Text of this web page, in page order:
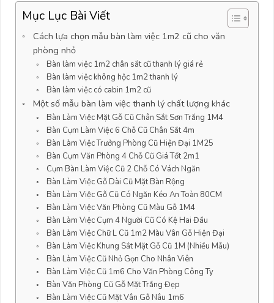
Mục Lục Bài Viết
Cách lựa chọn mẫu bàn làm việc 1m2 cũ cho văn
phòng nhỏ
Bàn làm việc 1m2 chân sắt cũ thanh lý giá rẻ
Bàn làm việc không hộc 1m2 thanh lý
Bàn làm việc có cabin 1m2 cũ
Một số mẫu bàn làm việc thanh lý chất lượng khác
Bàn Làm Việc Mặt Gỗ Cũ Chân Sắt Sơn Trắng 1M4
Bàn Cụm Làm Việc 6 Chỗ Cũ Chân Sắt 4m
Bàn Làm Việc Trưởng Phòng Cũ Hiện Đại 1M25
Bàn Cụm Văn Phòng 4 Chỗ Cũ Giá Tốt 2m1
Cụm Bàn Làm Việc Cũ 2 Chỗ Có Vách Ngăn
Bàn Làm Việc Gỗ Dài Cũ Mặt Bàn Rộng
Bàn Làm Việc Gỗ Cũ Có Ngăn Kéo An Toàn 80CM
Bàn Làm Việc Văn Phòng Cũ Màu Gỗ 1M4
Bàn Làm Việc Cụm 4 Người Cũ Có Kệ Hai Đầu
Bàn Làm Việc Chữ L Cũ 1m2 Màu Vân Gỗ Hiện Đại
Bàn Làm Việc Khung Sắt Mặt Gỗ Cũ 1M (Nhiều Mẫu)
Bàn Làm Việc Cũ Nhỏ Gọn Cho Nhân Viên
Bàn Làm Việc Cũ 1m6 Cho Văn Phòng Công Ty
Bàn Văn Phòng Cũ Gỗ Mặt Trắng Đẹp
Bàn Làm Việc Cũ Mặt Vân Gỗ Nâu 1m6